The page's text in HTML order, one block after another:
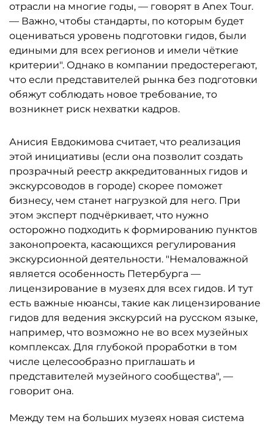
отрасли на многие годы, — говорят в Anex Tour.
— Важно, чтобы стандарты, по которым будет
оцениваться уровень подготовки гидов, были
едиными для всех регионов и имели чёткие
критерии". Однако в компании предостерегают,
что если представителей рынка без подготовки
обяжут соблюдать новое требование, то
возникнет риск нехватки кадров.
Анисия Евдокимова считает, что реализация
этой инициативы (если она позволит создать
прозрачный реестр аккредитованных гидов и
экскурсоводов в городе) скорее поможет
бизнесу, чем станет нагрузкой для него. При
этом эксперт подчёркивает, что нужно
осторожно подходить к формированию пунктов
законопроекта, касающихся регулирования
экскурсионной деятельности. "Немаловажной
является особенность Петербурга —
лицензирование в музеях для всех гидов. И тут
есть важные нюансы, такие как лицензирование
гидов для ведения экскурсий на русском языке,
например, что возможно не во всех музейных
комплексах. Для глубокой проработки в том
числе целесообразно приглашать и
представителей музейного сообщества", —
говорит она.
Между тем на больших музеях новая система